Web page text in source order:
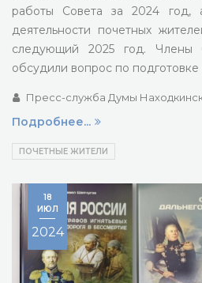
работы Совета за 2024 год,
деятельности почетных
следующий 2025 год. Члены
обсудили вопрос по подготовке
Пресс-служба Думы
Подробнее...
ПОЧЕТНЫЕ ЖИТЕЛИ
18
ИЮЛ
2024